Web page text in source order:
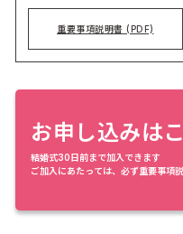
重要事項説明書 (PDF)
お申し込みは
結婚式30日前まで加入できます
ご加入にあたっては、必ず重要事項